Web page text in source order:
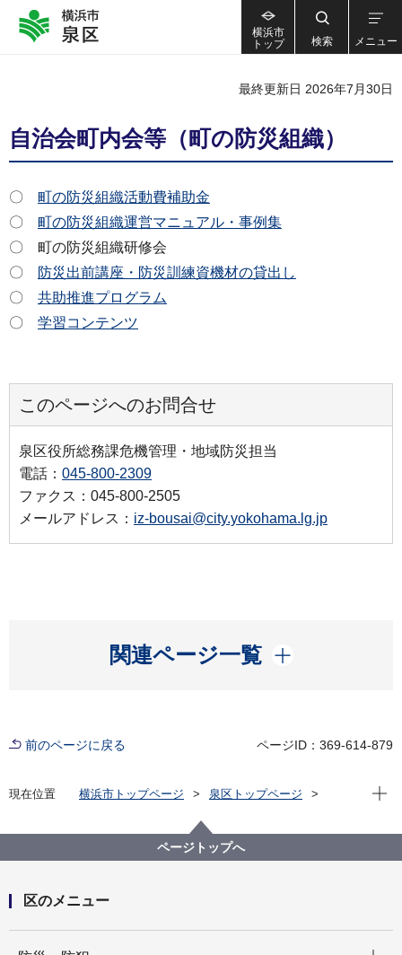
横浜市
トップ
検索 メニュー
最終更新日 2026年7月30日
自治会町内会等（町の防災組織）
〇 町の防災組織活動費補助金
〇 町の防災組織運営マニュアル・事例集
〇 町の防災組織研修会
〇
防災出前講座・防災訓練資機材の貸出し
〇 共助推進プログラム
〇 学習コンテンツ
このページへのお問合せ
泉区役所総務課危機管理・地域防災担当
電話： 045-800-2309
ファクス：045-800-2505
メールアドレス： iz-bousai@city.yokohama.lg.jp
関連ページ一覧
開く
前のページに戻る ページID：369-614-879
現在位置 横浜市トップページ
泉区トップページ
自治会町内会等（町の防災組織）
現在
ページトップへ
区のメニュー